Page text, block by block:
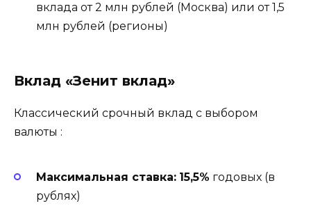
вклада от 2 млн рублей (Москва) или от 1,5
млн рублей (регионы)
Вклад «Зенит вклад»
Классический срочный вклад с выбором
валюты :
Максимальная ставка: 15,5% годовых (в
рублях)